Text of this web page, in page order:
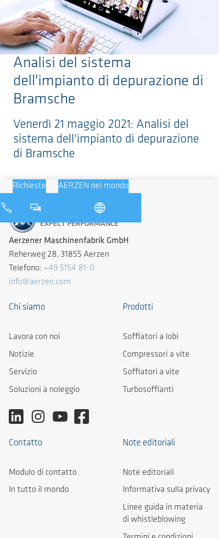
Salta al contenuto principale
Analisi del sistema
dell'impianto di depurazione di
Bramsche
Venerdì 21 maggio 2021: Analisi del
sistema dell'impianto di depurazione
di Bramsche
Richieste AERZEN nel mondo
Aerzener Maschinenfabrik GmbH
Reherweg 28, 31855 Aerzen
Telefono: +49 5154 81-0
info@aerzen.com
Chi siamo
Lavora con noi
Notizie
Servizio
Soluzioni a noleggio
Prodotti
Soffiatori a lobi
Compressori a vite
Soffiatori a vite
Turbosoffianti
Contatto
Modulo di contatto
In tutto il mondo
Note editoriali
Note editoriali
Informativa sulla privacy
Linee guida in materia
di whistleblowing